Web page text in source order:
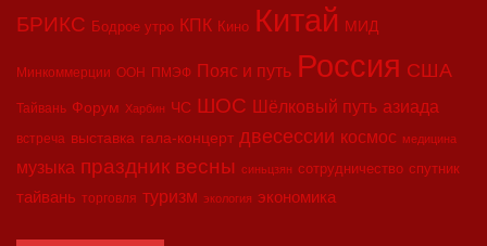
БРИКС Бодрое утро КПК Кино Китай МИД
Минкоммерции ООН ПМЭФ Пояс и путь Россия США
Тайвань Форум Харбин ЧС ШОС Шёлковый путь азиада
встреча выставка гала-концерт двесессии космос медицина
музыка праздник весны синьцзян сотрудничество спутник
тайвань торговля туризм экология экономика